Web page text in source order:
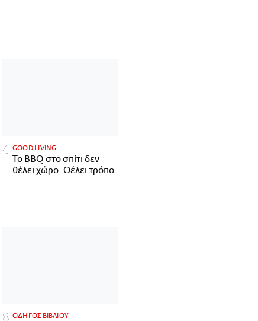
GOOD LIVING
Το BBQ στο σπίτι δεν
θέλει χώρο. Θέλει τρόπο.
ΟΔΗΓΟΣ ΒΙΒΛΙΟΥ